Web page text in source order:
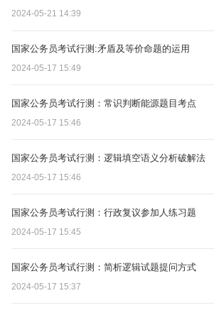
2024-05-21 14:39
国家公务员考试行测:矛盾及等价命题的运用
2024-05-17 15:49
国家公务员考试行测：常识判断能源题目考点
2024-05-17 15:46
国家公务员考试行测：逻辑填空语义分析破解法
2024-05-17 15:46
国家公务员考试行测：行政复议参加人练习题
2024-05-17 15:45
国家公务员考试行测：简析逻辑试题提问方式
2024-05-17 15:37